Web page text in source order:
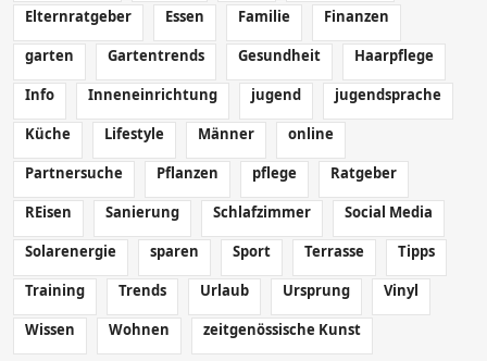
Elternratgeber
Essen Familie
Finanzen
garten
Gartentrends Gesundheit
Haarpflege
Info
Inneneinrichtung jugend
jugendsprache
Küche
Lifestyle Männer
online
Partnersuche
Pflanzen pflege
Ratgeber
REisen
Sanierung Schlafzimmer
Social Media
Solarenergie
sparen Sport Terrasse
Tipps
Training
Trends Urlaub Ursprung
Vinyl
Wissen
Wohnen zeitgenössische Kunst